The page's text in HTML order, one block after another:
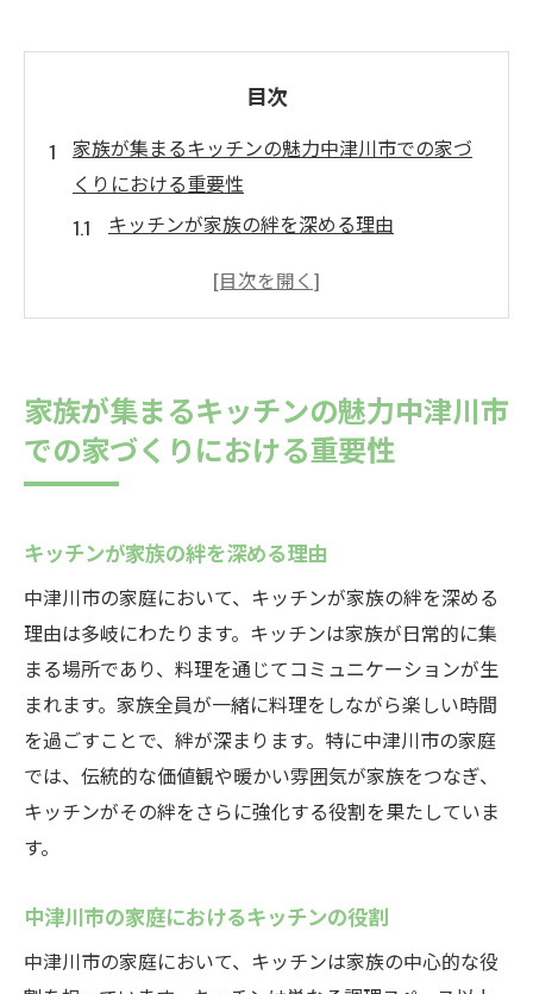
目次
家族が集まるキッチンの魅力中津川市での家づ
くりにおける重要性
キッチンが家族の絆を深める理由
中津川市の家庭におけるキッチンの役割
中津川市でキッチンを家族の憩いの場にす
る方法
の最新キッチントレンド
使いやすいキッチンレイアウトのコツ
最新のキッチン設備とその利便性
中津川市の家に合うキッチンカラースキー
ム
機能性を重視したキッチン収納アイディア
デザイン性と実用性を両立するキッチンア
くり成功の秘訣
間取りの中心にキッチンを置く理由
家族が集まるキッチンの魅力中津川市
での家づくりにおける重要性
キッチンが家族の絆を深める理由
中津川市の家庭において、キッチンが家族の絆を深める
理由は多岐にわたります。キッチンは家族が日常的に集
まる場所であり、料理を通じてコミュニケーションが生
まれます。家族全員が一緒に料理をしながら楽しい時間
を過ごすことで、絆が深まります。特に中津川市の家庭
では、伝統的な価値観や暖かい雰囲気が家族をつなぎ、
キッチンがその絆をさらに強化する役割を果たしていま
す。
中津川市の家庭におけるキッチンの役割
中津川市の家庭において、キッチンは家族の中心的な役